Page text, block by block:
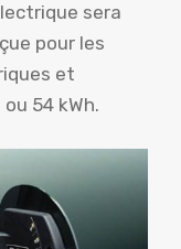
sera
pour les
et
54 kWh.